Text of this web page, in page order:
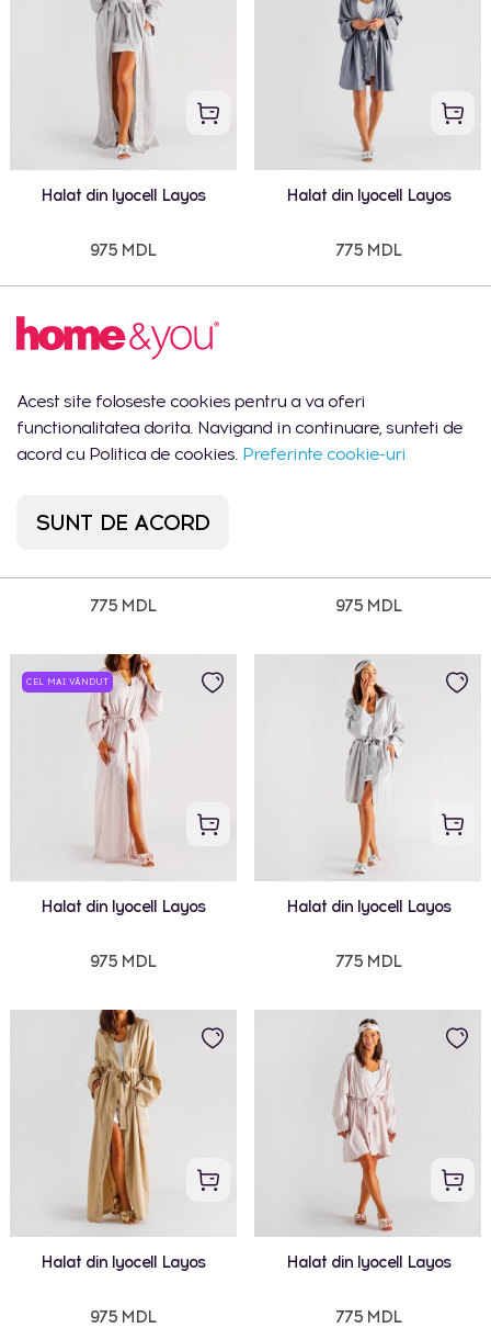
Halat din lyocell Layos
975 MDL
Halat din lyocell Layos
775 MDL
775 MDL 975 MDL
CEL MAI VÂNDUT
Halat din lyocell Layos
975 MDL
Halat din lyocell Layos
775 MDL
Halat din lyocell Layos
975 MDL
Halat din lyocell Layos
775 MDL
Acest site foloseste cookies pentru a va oferi
functionalitatea dorita. Navigand in continuare, sunteti de
acord cu Politica de cookies. Preferinte cookie-uri
SUNT DE ACORD